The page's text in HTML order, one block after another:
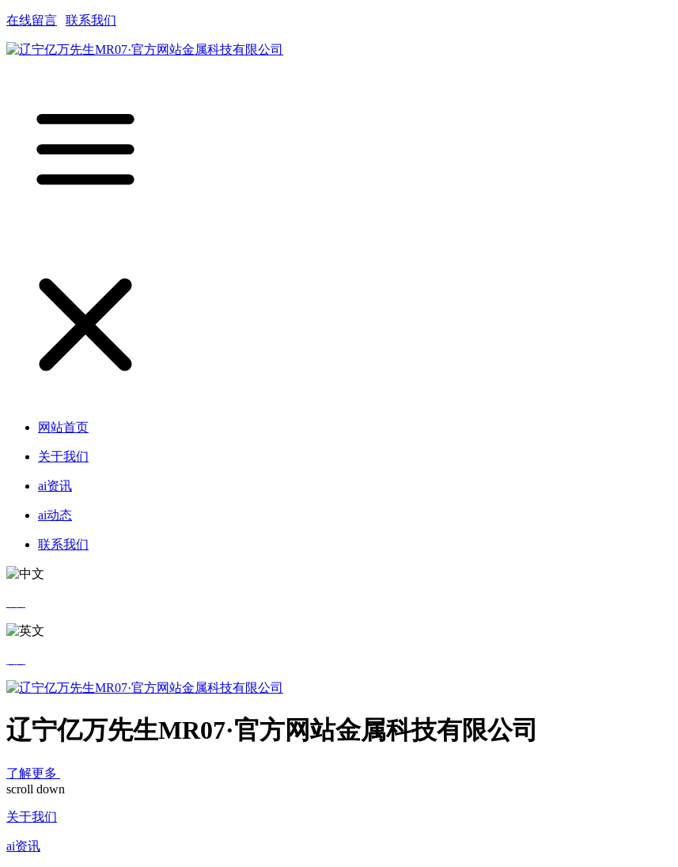
在线留言 联系我们
网站首页
关于我们
ai资讯
ai动态
联系我们
辽宁亿万先生MR07·官方网站金属科技有限公司
了解更多
scroll down
关于我们
ai资讯